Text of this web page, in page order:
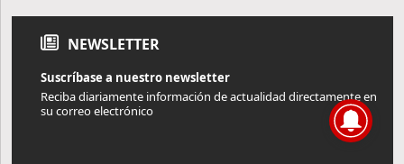
NEWSLETTER
Suscríbase a nuestro newsletter
Reciba diariamente información de actualidad directamente en
su correo electrónico